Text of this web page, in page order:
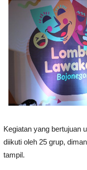
Kegiatan yang bertujuan
diikuti oleh 25 grup,
tampil.